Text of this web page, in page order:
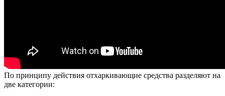
По принципу действия отхаркивающие средства разделяют на
две категории: